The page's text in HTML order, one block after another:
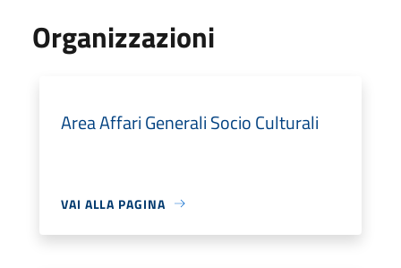
Organizzazioni
Area Affari Generali Socio Culturali
VAI ALLA PAGINA